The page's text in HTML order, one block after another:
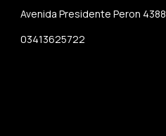
Avenida Presidente Peron 4388
03413625722